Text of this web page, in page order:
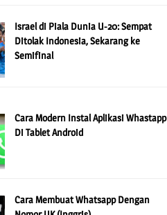
Israel di Piala Dunia U-20: Sempat
Ditolak Indonesia, Sekarang ke
Semifinal
Cara Modern Instal Aplikasi Whastapp
Di Tablet Android
Cara Membuat Whatsapp Dengan